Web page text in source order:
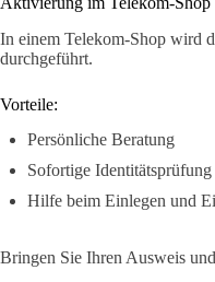
In einem Telekom-Shop wird
durchgeführt.
Vorteile:
Persönliche Beratung
Sofortige Identitätsprüfung
Hilfe beim Einlegen und
Bringen Sie Ihren Ausweis